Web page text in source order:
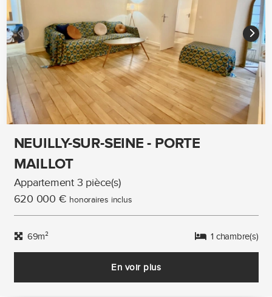
NEUILLY-SUR-SEINE - PORTE
MAILLOT
Appartement 3 pièce(s)
620 000 € honoraires inclus
69m² 1 chambre(s)
En voir plus